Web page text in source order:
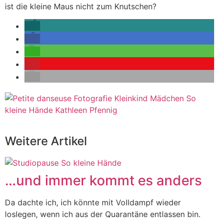
ist die kleine Maus nicht zum Knutschen?
Weitere Artikel
…und immer kommt es anders
Da dachte ich, ich könnte mit Volldampf wieder
loslegen, wenn ich aus der Quarantäne entlassen bin.